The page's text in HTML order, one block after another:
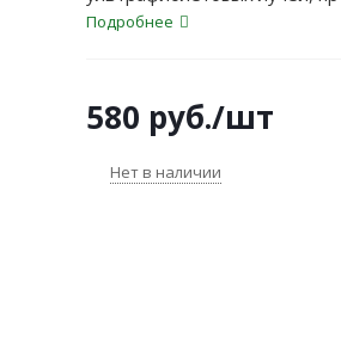
пигментных пятен и
Подробнее
580 руб./шт
Нет в наличии